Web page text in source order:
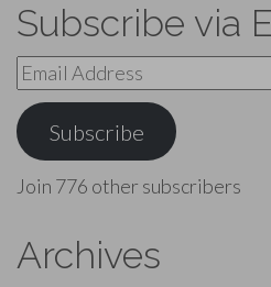
Subscribe via
Email
Address
Subscribe
Join 776 other subscribers
Archives